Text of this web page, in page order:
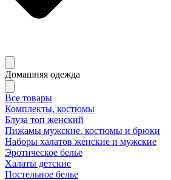
Домашняя одежда
Все товары
Комплекты, костюмы
Блуза топ женский
Пижамы мужские. костюмы и брюки
Наборы халатов женские и мужские
Эротическое белье
Халаты детские
Постельное белье